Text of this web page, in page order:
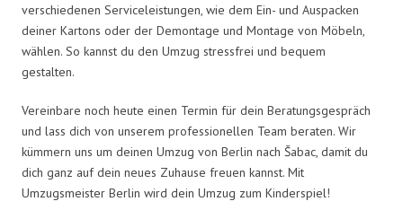
verschiedenen Serviceleistungen, wie dem Ein- und Auspacken
deiner Kartons oder der Demontage und Montage von Möbeln,
wählen. So kannst du den Umzug stressfrei und bequem
gestalten.
Vereinbare noch heute einen Termin für dein Beratungsgespräch
und lass dich von unserem professionellen Team beraten. Wir
kümmern uns um deinen Umzug von Berlin nach Šabac, damit du
dich ganz auf dein neues Zuhause freuen kannst. Mit
Umzugsmeister Berlin wird dein Umzug zum Kinderspiel!